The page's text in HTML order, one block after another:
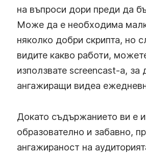
на въпроси дори преди да
Може да е необходима
няколко добри скрипта, но
видите какво работи,
използвате screencast-а, за
ангажиращи видеа
Докато съдържанието ви е
образователно и забавно,
ангажираност на